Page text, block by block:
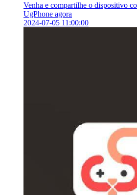
Venha e compartilhe o dispositivo
UgPhone agora
2024-07-05 11:00:00